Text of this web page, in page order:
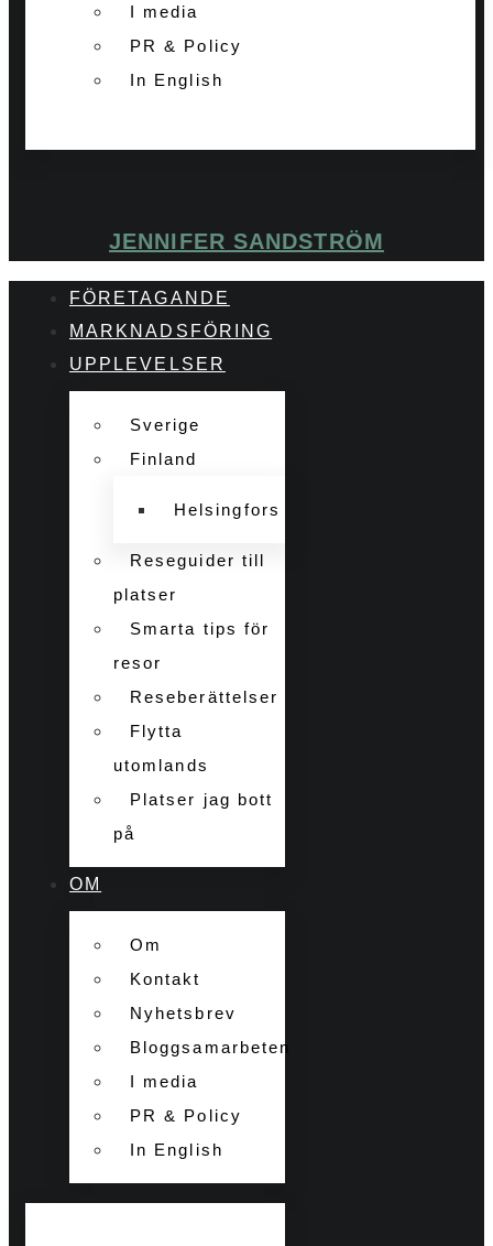
I media
PR & Policy
In English
JENNIFER SANDSTRÖM
FÖRETAGANDE
MARKNADSFÖRING
UPPLEVELSER
Sverige
Finland
Helsingfors
Reseguider till
platser
Smarta tips för
resor
Reseberättelser
Flytta
utomlands
Platser jag bott
på
OM
Om
Kontakt
Nyhetsbrev
Bloggsamarbeten
I media
PR & Policy
In English